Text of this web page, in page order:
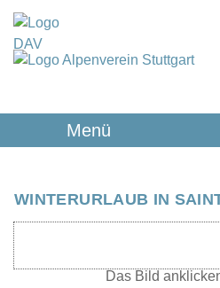
Menü
WINTERURLAUB IN